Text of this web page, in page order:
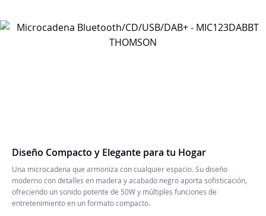
Diseño Compacto y Elegante para tu Hogar
Una microcadena que armoniza con cualquier espacio. Su diseño
moderno con detalles en madera y acabado negro aporta sofisticación,
ofreciendo un sonido potente de 50W y múltiples funciones de
entretenimiento en un formato compacto.